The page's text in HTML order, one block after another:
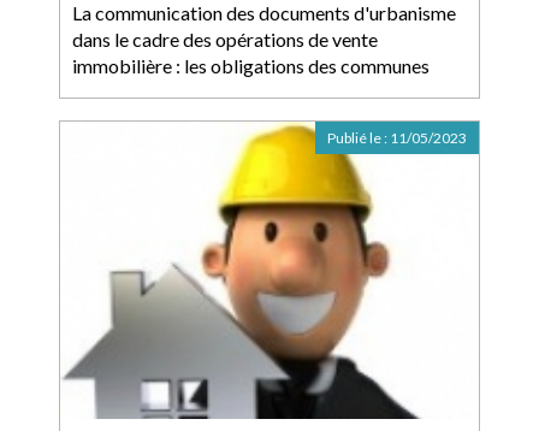
La communication des documents d'urbanisme
dans le cadre des opérations de vente
immobilière : les obligations des communes
Publié le : 11/05/2023